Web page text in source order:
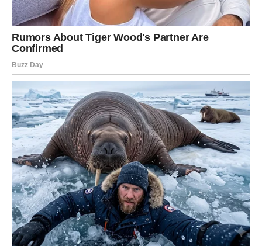
Oglasi